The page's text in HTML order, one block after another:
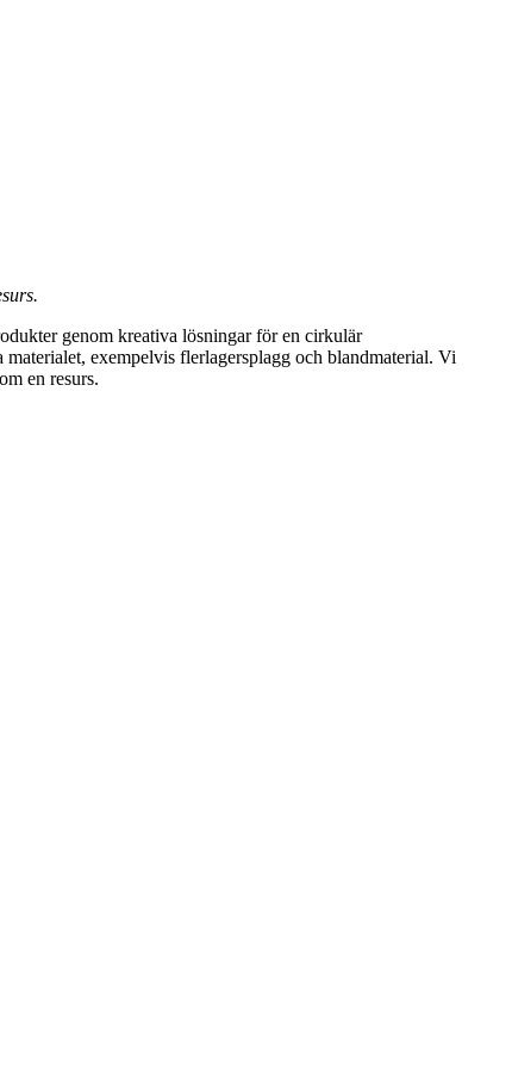
genom kreativa lösningar för en cirkulär
exempelvis flerlagersplagg och blandmaterial. Vi
en resurs.